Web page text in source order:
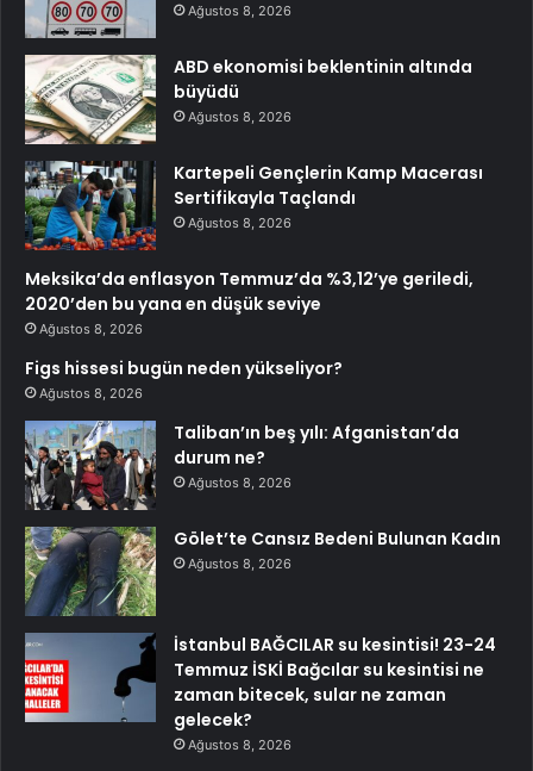
Ağustos 8, 2026
ABD ekonomisi beklentinin altında
büyüdü
Ağustos 8, 2026
Kartepeli Gençlerin Kamp Macerası
Sertifikayla Taçlandı
Ağustos 8, 2026
Meksika’da enflasyon Temmuz’da %3,12’ye geriledi,
2020’den bu yana en düşük seviye
Ağustos 8, 2026
Figs hissesi bugün neden yükseliyor?
Ağustos 8, 2026
Taliban’ın beş yılı: Afganistan’da
durum ne?
Ağustos 8, 2026
Gölet’te Cansız Bedeni Bulunan Kadın
Ağustos 8, 2026
İstanbul BAĞCILAR su kesintisi! 23-24
Temmuz İSKİ Bağcılar su kesintisi ne
zaman bitecek, sular ne zaman
gelecek?
Ağustos 8, 2026